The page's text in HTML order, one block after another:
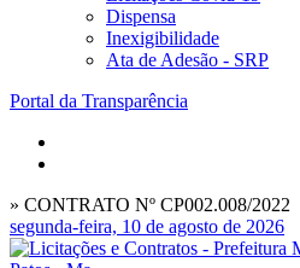
Dispensa
Inexigibilidade
Ata de Adesão - SRP
Portal da Transparência
» CONTRATO Nº CP002.008/2022
segunda-feira, 10 de agosto de 2026